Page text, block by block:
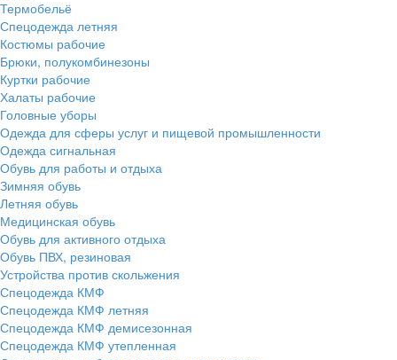
Термобельё
Спецодежда летняя
Костюмы рабочие
Брюки, полукомбинезоны
Куртки рабочие
Халаты рабочие
Головные уборы
Одежда для сферы услуг и пищевой промышленности
Одежда сигнальная
Обувь для работы и отдыха
Зимняя обувь
Летняя обувь
Медицинская обувь
Обувь для активного отдыха
Обувь ПВХ, резиновая
Устройства против скольжения
Спецодежда КМФ
Спецодежда КМФ летняя
Спецодежда КМФ демисезонная
Спецодежда КМФ утепленная